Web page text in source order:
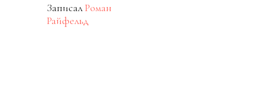
ЗаписалРоман
Райфельд